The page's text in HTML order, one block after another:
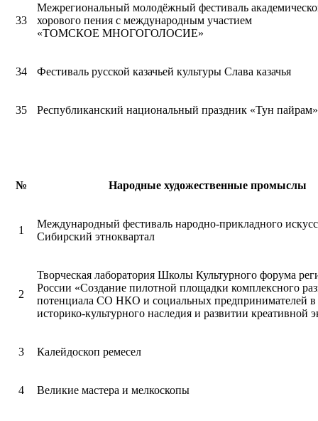
33
Межрегиональный молодёжный фестиваль
хорового пения с международным участием
«ТОМСКОЕ МНОГОГОЛОСИЕ»
34 Фестиваль русской казачьей культуры Слава казачья
35 Республиканский национальный праздник «Тун пайрам»
№ Народные художественные промыслы
1
Международный фестиваль народно-прикладного
Сибирский этноквартал
2
Творческая лаборатория Школы Культурного форума
России «Создание пилотной площадки комплексного
потенциала СО НКО и социальных предпринимателей в
историко-культурного наследия и развитии креативной
3 Калейдоскоп ремесел
4 Великие мастера и мелкоскопы